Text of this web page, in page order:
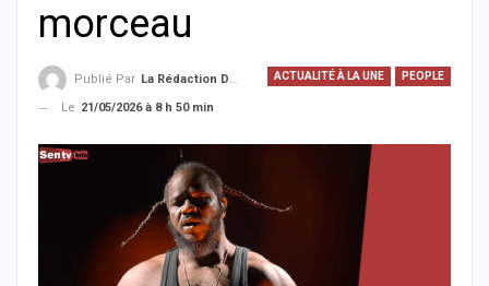
morceau
ACTUALITÉ À LA UNE PEOPLE
Publié Par La Rédaction De La SenTV.info
Le 21/05/2026 à 8 h 50 min